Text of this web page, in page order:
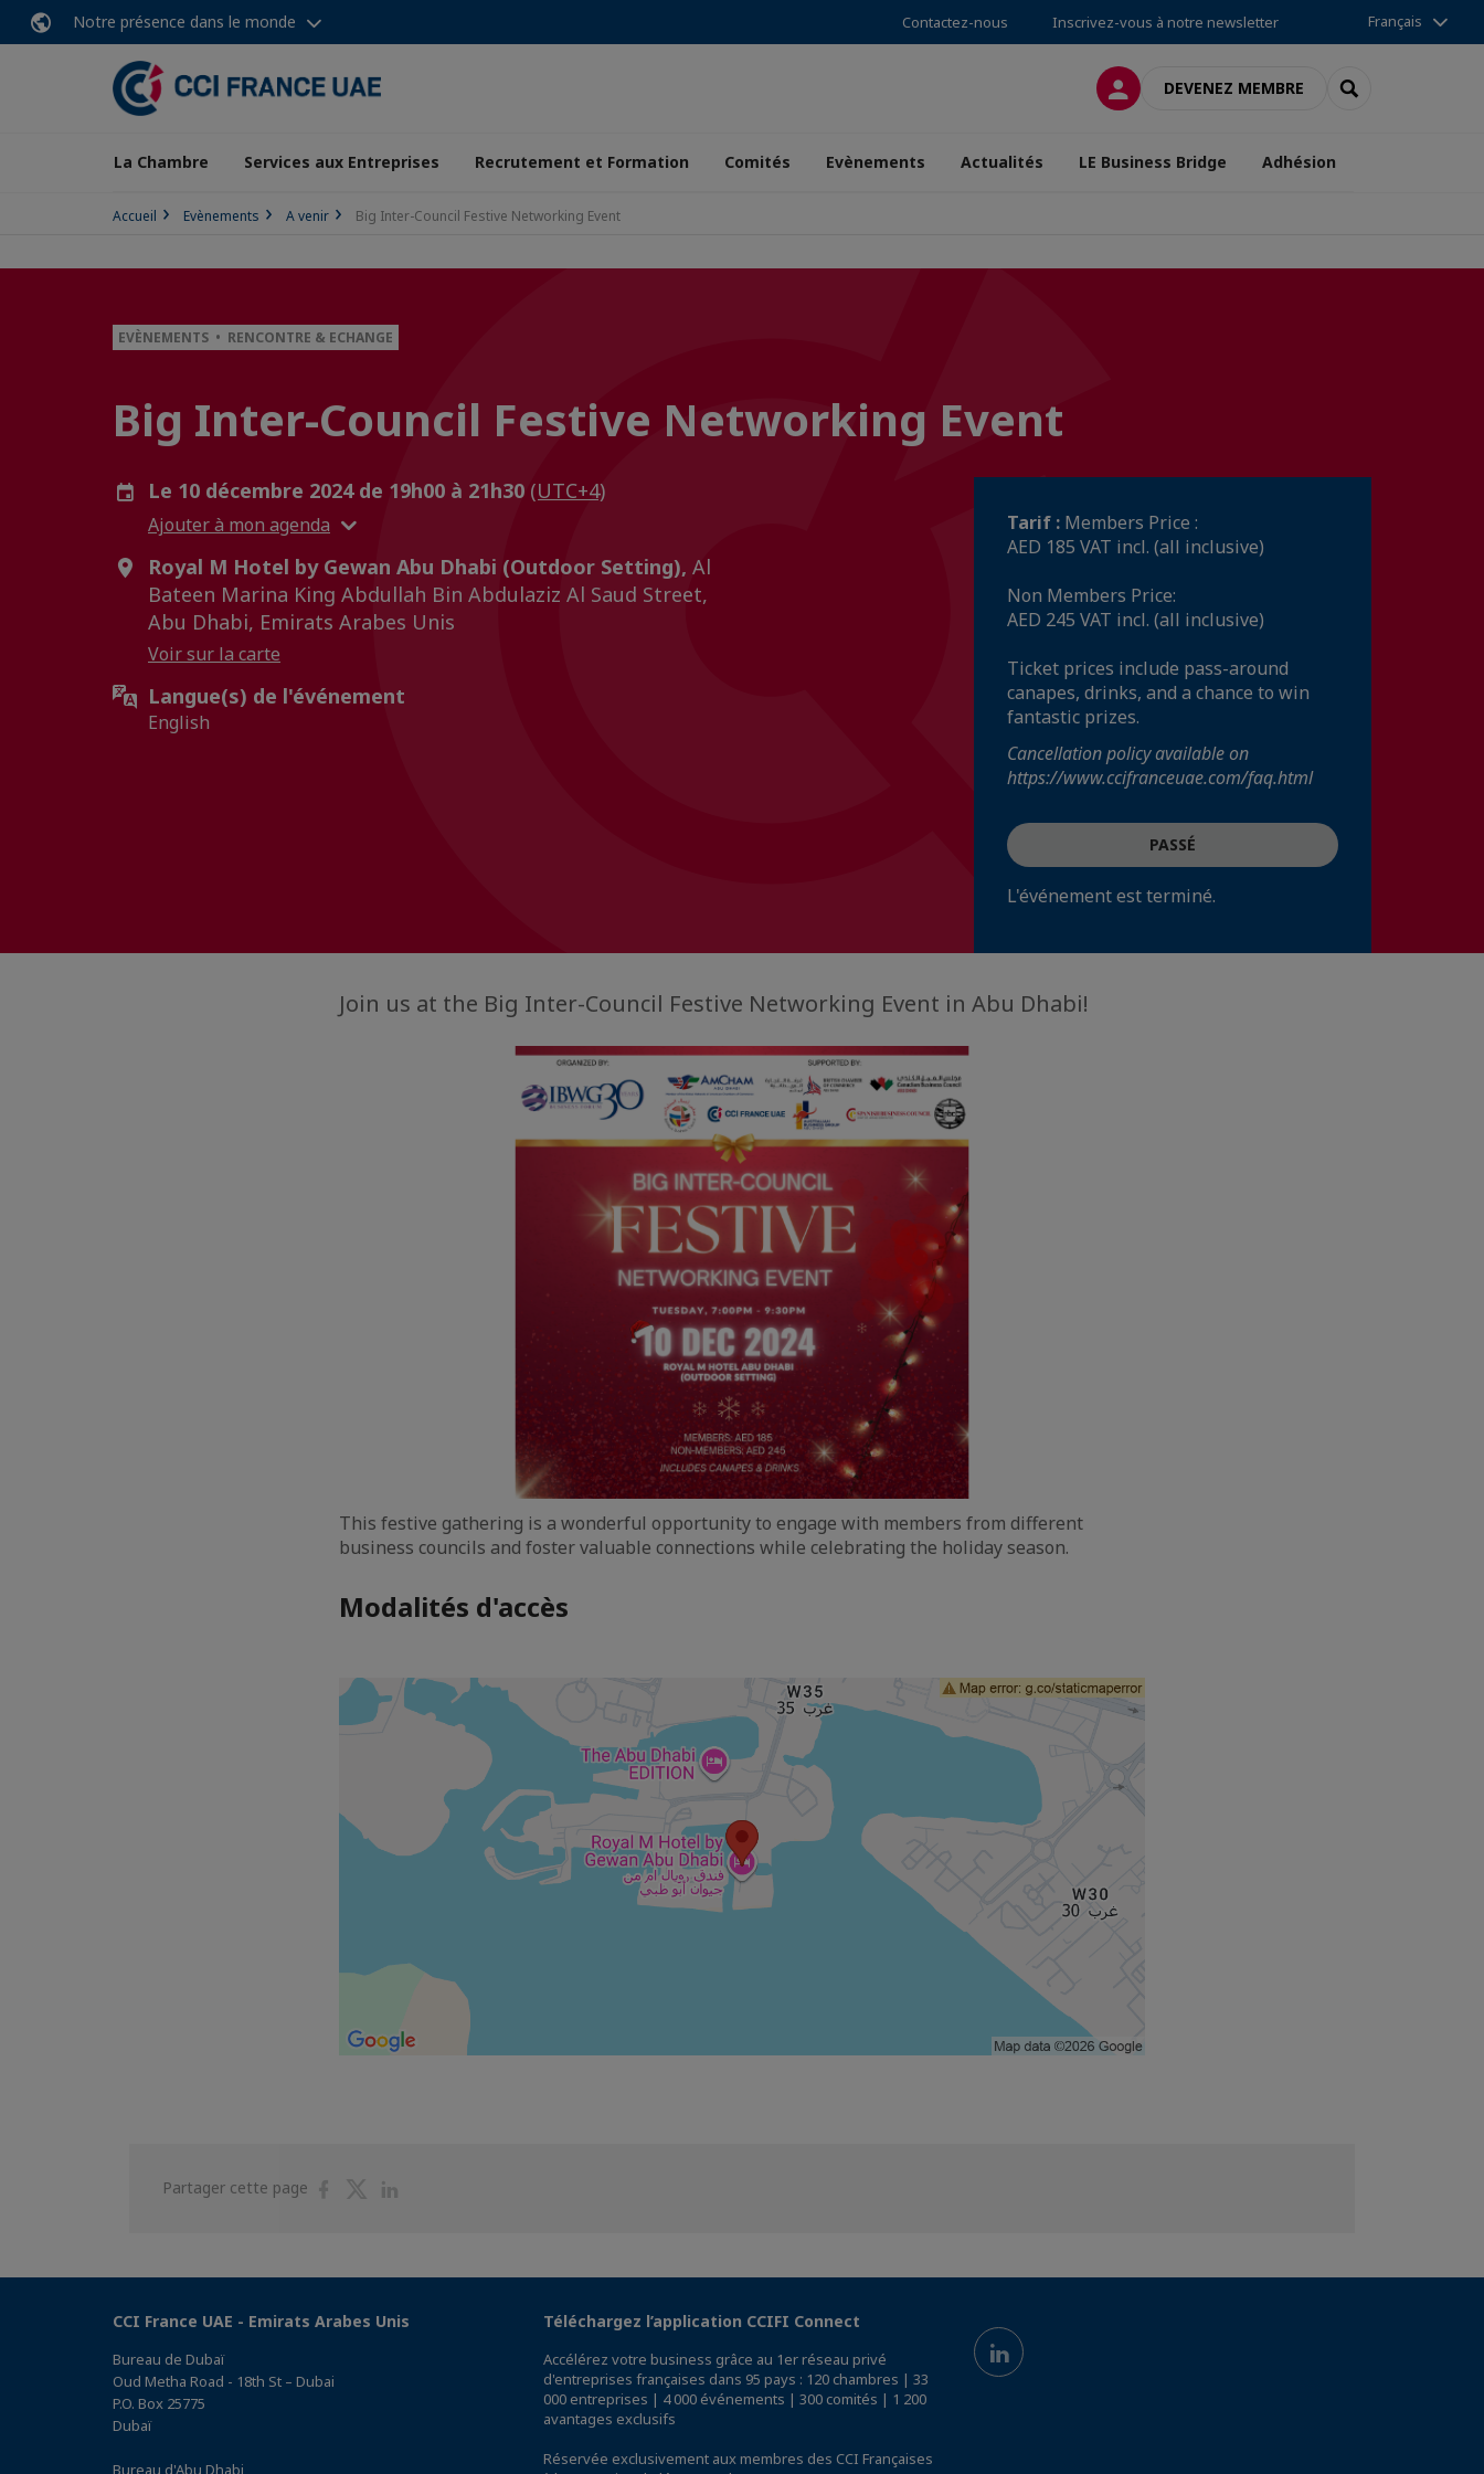
Notre présence dans le monde Contactez-nous Inscrivez-vous à notre newsletter Français
CONNEXIONDEVENEZ MEMBRE RECHERCHER
La Chambre Services aux Entreprises Recrutement et Formation Comités Evènements Actualités LE Business Bridge Adhésion
Accueil Evènements A venir Big Inter-Council Festive Networking Event
EVÈNEMENTS • RENCONTRE & ECHANGE
Big Inter-Council Festive Networking Event
Le 10 décembre 2024 de 19h00 à 21h30 (UTC+4)
Ajouter à mon agenda
Royal M Hotel by Gewan Abu Dhabi (Outdoor Setting), Al
Bateen Marina King Abdullah Bin Abdulaziz Al Saud Street,
Abu Dhabi, Emirats Arabes Unis
Voir sur la carte
Langue(s) de l'événement
English
Tarif : Members Price :
AED 185 VAT incl. (all inclusive)
Non Members Price:
AED 245 VAT incl. (all inclusive)
Ticket prices include pass-around
canapes, drinks, and a chance to win
fantastic prizes.
Cancellation policy available on
https://www.ccifranceuae.com/faq.html
PASSÉ
L'événement est terminé.
Join us at the Big Inter-Council Festive Networking Event in Abu Dhabi!
This festive gathering is a wonderful opportunity to engage with members from different
business councils and foster valuable connections while celebrating the holiday season.
Modalités d'accès
Partager cette page
PartagerPartager
CCI France UAE - Emirats Arabes Unis
Bureau de Dubaï
Oud Metha Road - 18th St – Dubai
P.O. Box 25775
Dubaï
Bureau d'Abu Dhabi
Téléchargez l’application CCIFI Connect
Accélérez votre business grâce au 1er réseau privé
d'entreprises françaises dans 95 pays : 120 chambres | 33
000 entreprises | 4 000 événements | 300 comités | 1 200
avantages exclusifs
Réservée exclusivement aux membres des CCI Françaises